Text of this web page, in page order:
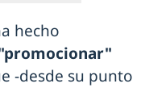
hecho
-desde su punto